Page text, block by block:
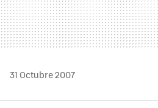
31 Octubre 2007